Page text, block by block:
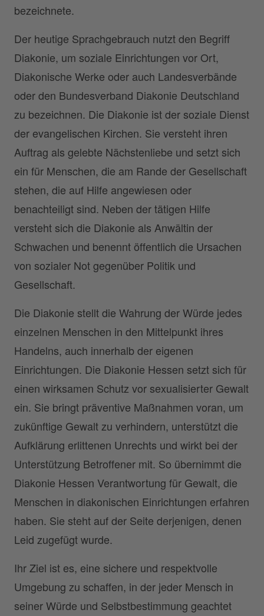
bezeichnete.
Der heutige Sprachgebrauch nutzt den Begriff
Diakonie, um soziale Einrichtungen vor Ort,
Diakonische Werke oder auch Landesverbände
oder den Bundesverband Diakonie Deutschland
zu bezeichnen. Die Diakonie ist der soziale Dienst
der evangelischen Kirchen. Sie versteht ihren
Auftrag als gelebte Nächstenliebe und setzt sich
ein für Menschen, die am Rande der Gesellschaft
stehen, die auf Hilfe angewiesen oder
benachteiligt sind. Neben der tätigen Hilfe
versteht sich die Diakonie als Anwältin der
Schwachen und benennt öffentlich die Ursachen
von sozialer Not gegenüber Politik und
Gesellschaft.
Die Diakonie stellt die Wahrung der Würde jedes
einzelnen Menschen in den Mittelpunkt ihres
Handelns, auch innerhalb der eigenen
Einrichtungen. Die Diakonie Hessen setzt sich für
einen wirksamen Schutz vor sexualisierter Gewalt
ein. Sie bringt präventive Maßnahmen voran, um
zukünftige Gewalt zu verhindern, unterstützt die
Aufklärung erlittenen Unrechts und wirkt bei der
Unterstützung Betroffener mit. So übernimmt die
Diakonie Hessen Verantwortung für Gewalt, die
Menschen in diakonischen Einrichtungen erfahren
haben. Sie steht auf der Seite derjenigen, denen
Leid zugefügt wurde.
Ihr Ziel ist es, eine sichere und respektvolle
Umgebung zu schaffen, in der jeder Mensch in
seiner Würde und Selbstbestimmung geachtet